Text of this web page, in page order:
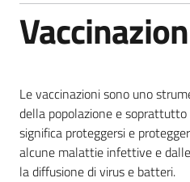
Servizi
per
le
famiglie
Le vaccinazioni sono uno
della popolazione e soprattutto
significa proteggersi e
alcune malattie infettive e
la diffusione di virus e batteri.